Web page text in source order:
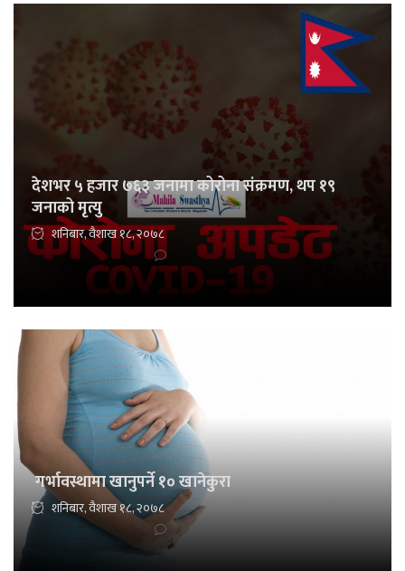
देशभर ५ हजार ७६३ जनामा कोरोना संक्रमण, थप १९
जनाको मृत्यु
शनिबार, वैशाख १८, २०७८
गर्भावस्थामा खानुपर्ने १० खानेकुरा
शनिबार, वैशाख १८, २०७८